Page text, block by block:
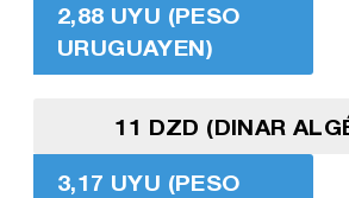
2,88 UYU (PESO
URUGUAYEN)
11 DZD (DINAR
3,17 UYU (PESO